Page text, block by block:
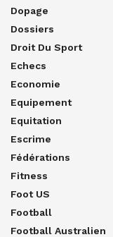
Dopage
Dossiers
Droit Du Sport
Echecs
Economie
Equipement
Equitation
Escrime
Fédérations
Fitness
Foot US
Football
Football Australien